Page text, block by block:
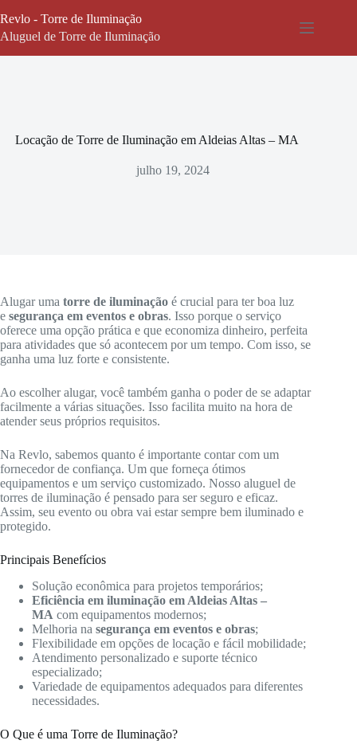
para
o
Revlo - Torre de Iluminação
Aluguel de Torre de Iluminação
Locação de Torre de Iluminação em Aldeias Altas – MA
julho 19, 2024
Alugar uma torre de iluminação é crucial para ter boa luz
e segurança em eventos e obras. Isso porque o serviço
oferece uma opção prática e que economiza dinheiro, perfeita
para atividades que só acontecem por um tempo. Com isso, se
ganha uma luz forte e consistente.
Ao escolher alugar, você também ganha o poder de se adaptar
facilmente a várias situações. Isso facilita muito na hora de
atender seus próprios requisitos.
Na Revlo, sabemos quanto é importante contar com um
fornecedor de confiança. Um que forneça ótimos
equipamentos e um serviço customizado. Nosso aluguel de
torres de iluminação é pensado para ser seguro e eficaz.
Assim, seu evento ou obra vai estar sempre bem iluminado e
protegido.
Principais Benefícios
Solução econômica para projetos temporários;
Eficiência em iluminação em Aldeias Altas –
MA com equipamentos modernos;
Melhoria na segurança em eventos e obras;
Flexibilidade em opções de locação e fácil mobilidade;
Atendimento personalizado e suporte técnico
especializado;
Variedade de equipamentos adequados para diferentes
necessidades.
O Que é uma Torre de Iluminação?